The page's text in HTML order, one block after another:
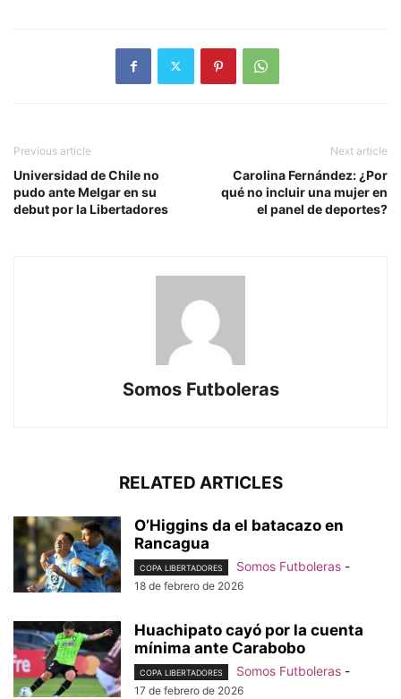
Previous article
Universidad de Chile no
pudo ante Melgar en su
debut por la Libertadores
Next article
Carolina Fernández: ¿Por
qué no incluir una mujer en
el panel de deportes?
Somos Futboleras
RELATED ARTICLES
O’Higgins da el batacazo en
Rancagua
COPA LIBERTADORES Somos Futboleras -
18 de febrero de 2026
Huachipato cayó por la cuenta
mínima ante Carabobo
COPA LIBERTADORES Somos Futboleras -
17 de febrero de 2026